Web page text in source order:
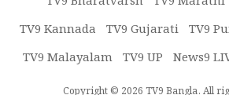
TV9 Kannada TV9 Gujarati TV9
TV9 Malayalam TV9 UP News9
Copyright © 2026 TV9 Bangla. All